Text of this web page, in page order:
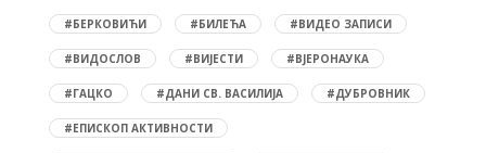
#БЕРКОВИЋИ #БИЛЕЋА #ВИДЕО ЗАПИСИ
#ВИДОСЛОВ #ВИЈЕСТИ #ВЈЕРОНАУКА
#ГАЦКО #ДАНИ СВ. ВАСИЛИЈА #ДУБРОВНИК
#ЕПИСКОП АКТИВНОСТИ